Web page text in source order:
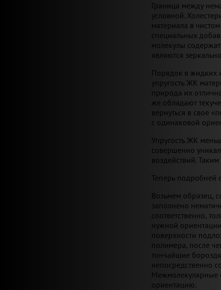
Граница между
условной.
материала в
специальных
молекулы
являются
Порядок в жидких
упругость ЖК
природа их
же обладают
вернуться в свое
с одинаковой
Упругость ЖК
совершенно
воздействий.
Теперь подробней
Возьмем образец,
заполнено
соответственно,
нужной
поверхности
полимера, после
тончайшие
непосредственно
Межмолекулярные
ориентацию.